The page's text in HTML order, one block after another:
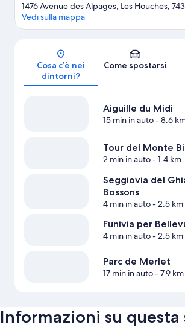
Mappa
1476 Avenue des Alpages, Les Houches,
Vedi sulla mappa
Cosa c’è nei
dintorni?
Come spostarsi
Aiguille du Midi
15 min in auto- 8.6
Tour del Monte
2 min in auto- 1.4 km
Seggiovia del
Bossons
4 min in auto- 2.5 km
Funivia per
4 min in auto- 2.5 km
Parc de Merlet
17 min in auto- 7.9 km
Informazioni su